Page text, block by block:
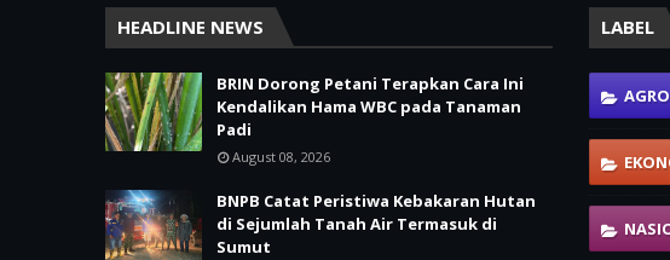
HEADLINE NEWS
BRIN Dorong Petani Terapkan Cara Ini
Kendalikan Hama WBC pada Tanaman
Padi
August 08, 2026
BNPB Catat Peristiwa Kebakaran Hutan
di Sejumlah Tanah Air Termasuk di
Sumut
LABEL